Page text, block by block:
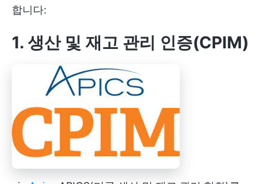
합니다:
1. 생산 및 재고 관리 인증(CPIM)